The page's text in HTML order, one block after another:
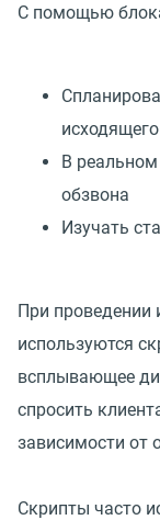
С помощью
В
обзвона
Изучать
При проведении
используются
всплывающее
спросить
зависимости от
Скрипты часто